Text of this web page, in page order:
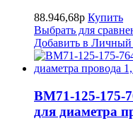
88.946,68р Купить
Выбрать для
Добавить в Личный
BM71-125-175-
для диаметра